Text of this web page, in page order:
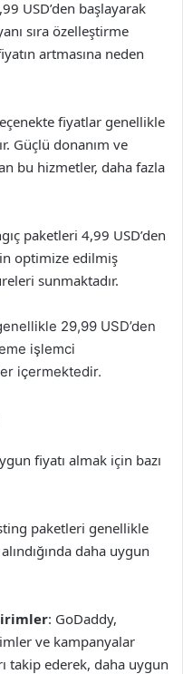
USD’den başlayarak
sıra özelleştirme
artmasına neden
fiyatlar genellikle
Güçlü donanım ve
bu hizmetler, daha fazla
paketleri 4,99 USD’den
optimize edilmiş
sunmaktadır.
29,99 USD’den
işlemci
içermektedir.
fiyatı almak için bazı
paketleri genellikle
daha uygun
: GoDaddy,
ve kampanyalar
takip ederek, daha uygun